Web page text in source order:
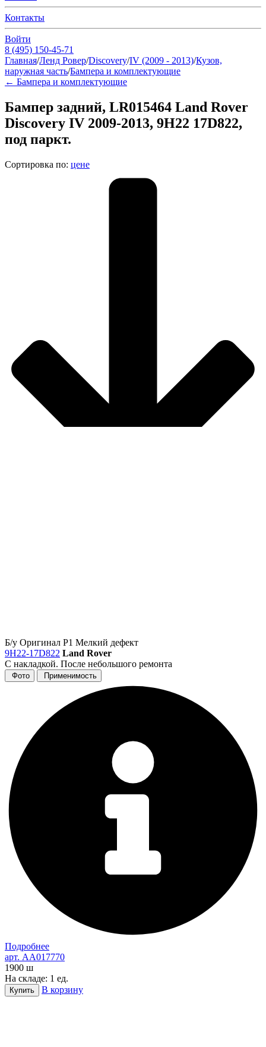
Контакты
Войти
8 (495) 150-45-71
Главная/Ленд Ровер/Discovery/IV (2009 - 2013)/Кузов,
наружная часть/Бампера и комплектующие
← Бампера и комплектующие
Бампер задний, LR015464 Land Rover
Discovery IV 2009-2013, 9H22 17D822,
под паркт.
Сортировка по: цене
Б/у Оригинал Р1 Мелкий дефект
9H22-17D822 Land Rover
С накладкой. После небольшого ремонта
Фото Применимость
Подробнее
арт. AA017770
1900 ш
На складе: 1 ед.
Купить В корзину